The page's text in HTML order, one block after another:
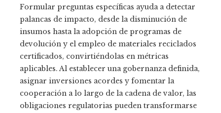
Formular preguntas específicas ayuda a detectar
palancas de impacto, desde la disminución de
insumos hasta la adopción de programas de
devolución y el empleo de materiales reciclados
certificados, convirtiéndolas en métricas
aplicables. Al establecer una gobernanza definida,
asignar inversiones acordes y fomentar la
cooperación a lo largo de la cadena de valor, las
obligaciones regulatorias pueden transformarse